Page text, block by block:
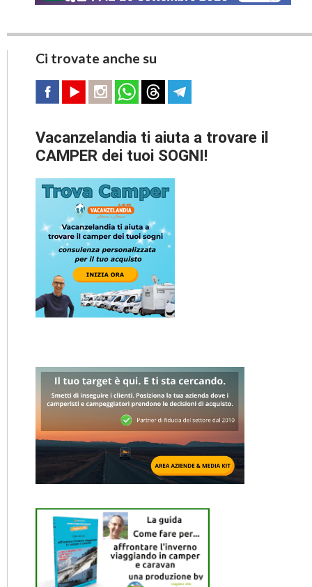
Ci trovate anche su
Vacanzelandia ti aiuta a trovare il
CAMPER dei tuoi SOGNI!